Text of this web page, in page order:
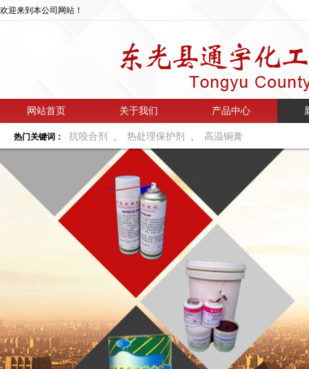
欢迎来到本公司网站！
网站首页 关于我们 产品中心
热门关键词： 抗咬合剂 、 热处理保护剂 、 高温铜膏